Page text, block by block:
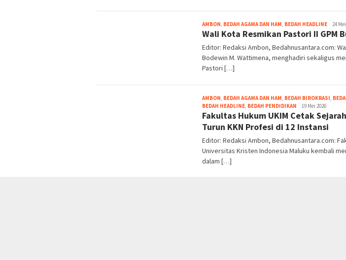
AMBON, BEDAH AGAMA DAN HAM, BEDAH HEADLINEGrace
Pello
24
Wali Kota Resmikan Pastori II GPM
Editor: Redaksi Ambon, Bedahnusantara.com:
Bodewin M. Wattimena, menghadiri sekaligus
Pastori […]
AMBON, BEDAH AGAMA DAN HAM, BEDAH BIROKRASI,
BEDAH HEADLINE, BEDAH PENDIDIKAN Grace
Pello
19 Mei 2026
Fakultas Hukum UKIM Cetak
Turun KKN Profesi di 12 Instansi
Editor: Redaksi Ambon, Bedahnusantara.com:
Universitas Kristen Indonesia Maluku kembali
dalam […]